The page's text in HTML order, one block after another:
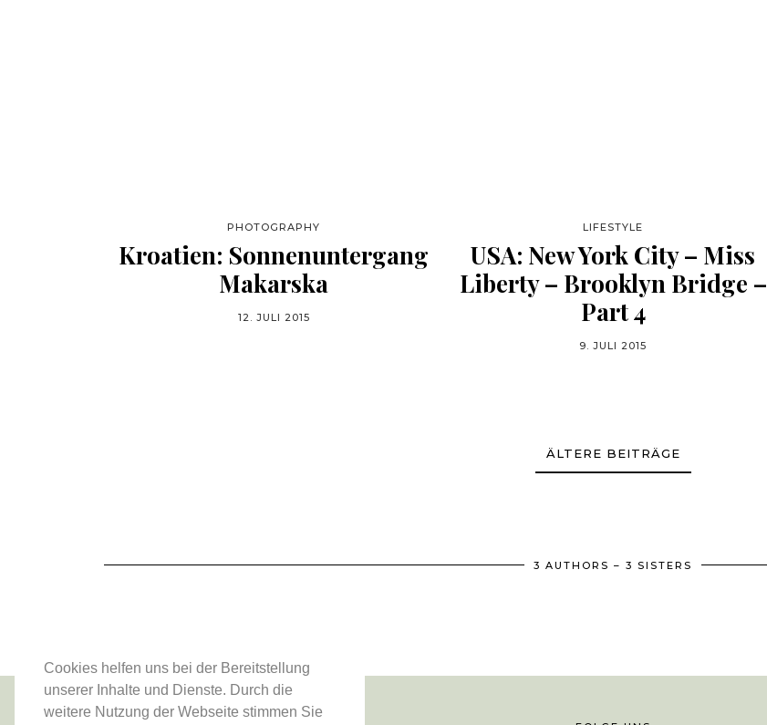
Cookies helfen uns bei der Bereitstellung
unserer Inhalte und Dienste. Durch die
weitere Nutzung der Webseite stimmen Sie
PHOTOGRAPHY
Kroatien: Sonnenuntergang
Makarska
12. JULI 2015
LIFESTYLE
USA: New York City – Miss
Liberty – Brooklyn Bridge –
Part 4
9. JULI 2015
ÄLTERE BEITRÄGE
3 AUTHORS – 3 SISTERS